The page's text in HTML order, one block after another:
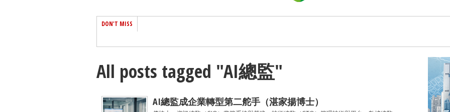
DON'T MISS
All posts tagged "AI總監"
AI總監成企業轉型第二舵手（湛家揚博士）